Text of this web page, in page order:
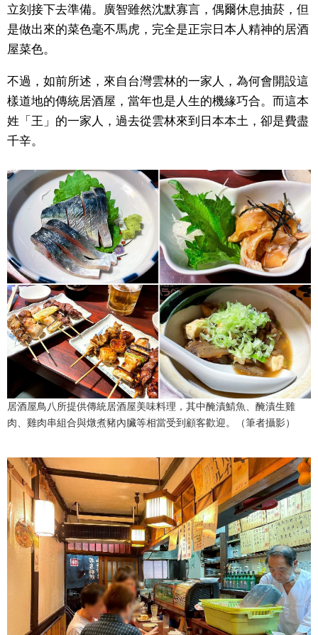
醫療健康
東京
立刻接下去準備。廣智雖然沈默寡言，偶爾休息抽菸，但
是做出來的菜色毫不馬虎，完全是正宗日本人精神的居酒
屋菜色。
不過，如前所述，來自台灣雲林的一家人，為何會開設這
樣道地的傳統居酒屋，當年也是人生的機緣巧合。而這本
姓「王」的一家人，過去從雲林來到日本本土，卻是費盡
千辛。
居酒屋鳥八所提供傳統居酒屋美味料理，其中醃漬鯖魚、醃漬生雞
肉、雞肉串組合與燉煮豬內臟等相當受到顧客歡迎。（筆者攝影）